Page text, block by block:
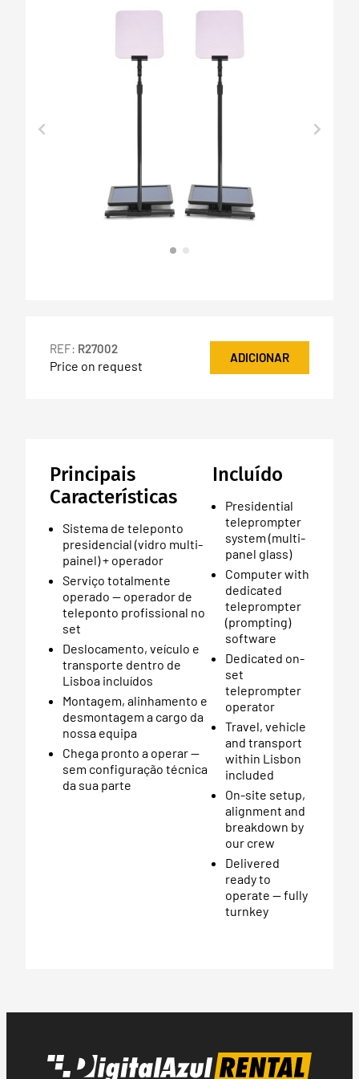
REF: R27002
Price on request
ADICIONAR
Principais
Características
Sistema de teleponto
presidencial (vidro multi-
painel) + operador
Serviço totalmente
operado — operador de
teleponto profissional no
set
Deslocamento, veículo e
transporte dentro de
Lisboa incluídos
Montagem, alinhamento e
desmontagem a cargo da
nossa equipa
Chega pronto a operar —
sem configuração técnica
da sua parte
Incluído
Presidential
teleprompter
system (multi-
panel glass)
Computer with
dedicated
teleprompter
(prompting)
software
Dedicated on-
set
teleprompter
operator
Travel, vehicle
and transport
within Lisbon
included
On-site setup,
alignment and
breakdown by
our crew
Delivered
ready to
operate — fully
turnkey